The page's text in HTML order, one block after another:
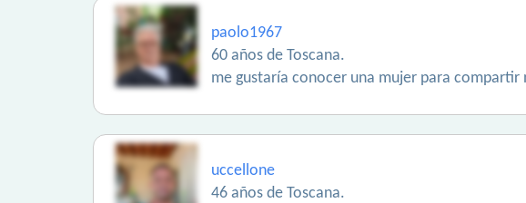
paolo1967
60 años de Toscana.
me gustaría conocer una mujer para
uccellone
46 años de Toscana.